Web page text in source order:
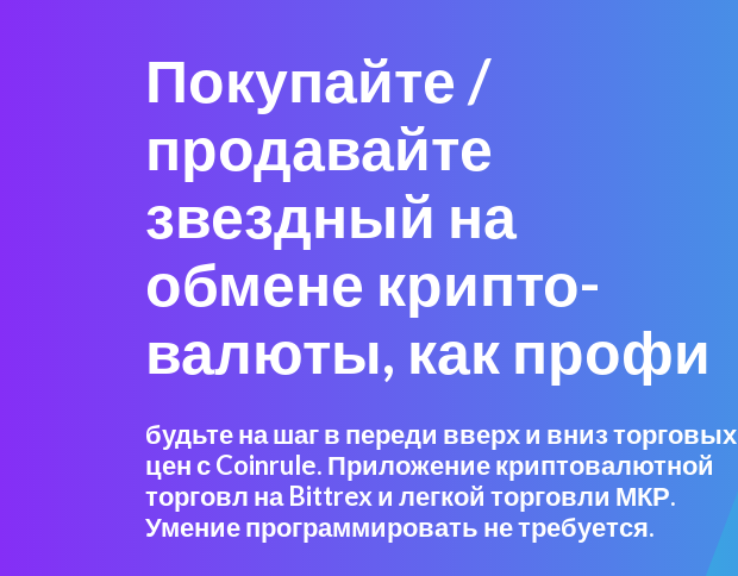
Покупайте /
продавайте
звездный на
обмене крипто-
валюты, как профи
будьте на шаг в переди вверх и вниз торговых
цен с Coinrule. Приложение криптовалютной
торговл на Bittrex и легкой торговли МКР.
Умение программировать не требуется.